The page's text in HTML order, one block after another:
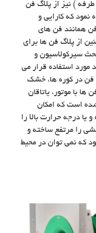
) نیز از پلاگ فن
نمود که کارایی و
همانند فن های
از پلاگ فن ها برای
سیرکولاسیون و
مورد استفاده قرار می
فن در کوره ها، خشک
با موتور، یاتاقان
است که امکان
یا درجه حرارت بالا را
را مرتفع ساخته و
که نمی توان در محیط